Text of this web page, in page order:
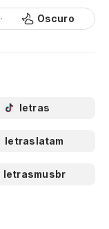
Oscuro
letras
letraslatam
letrasmusbr